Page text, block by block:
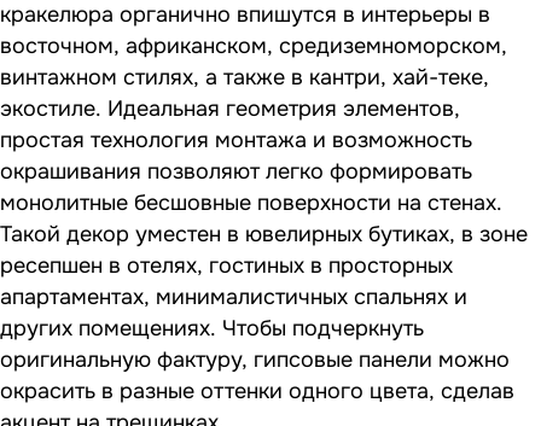
кракелюра органично впишутся в интерьеры в
восточном, африканском, средиземноморском,
винтажном стилях, а также в кантри, хай-теке,
экостиле. Идеальная геометрия элементов,
простая технология монтажа и возможность
окрашивания позволяют легко формировать
монолитные бесшовные поверхности на стенах.
Такой декор уместен в ювелирных бутиках, в зоне
ресепшен в отелях, гостиных в просторных
апартаментах, минималистичных спальнях и
других помещениях. Чтобы подчеркнуть
оригинальную фактуру, гипсовые панели можно
окрасить в разные оттенки одного цвета, сделав